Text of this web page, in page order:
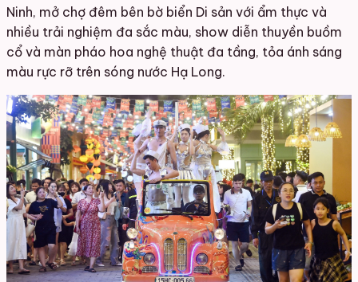
Ninh, mở chợ đêm bên bờ biển Di sản với ẩm thực và
nhiều trải nghiệm đa sắc màu, show diễn thuyền buồm
cổ và màn pháo hoa nghệ thuật đa tầng, tỏa ánh sáng
màu rực rỡ trên sóng nước Hạ Long.